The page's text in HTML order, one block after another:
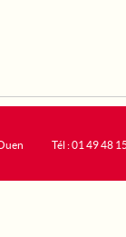
Tél : 01 49 48